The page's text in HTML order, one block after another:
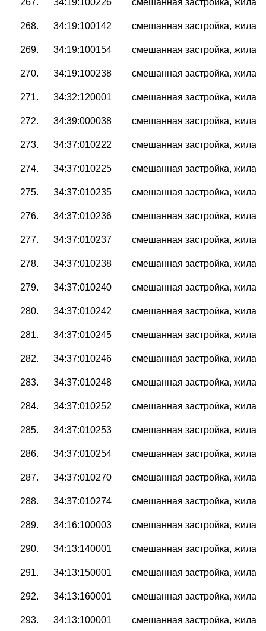
267. 34:19:100226 смешанная застройка, жилая
268. 34:19:100142 смешанная застройка, жилая
269. 34:19:100154 смешанная застройка, жилая
270. 34:19:100238 смешанная застройка, жилая
271. 34:32:120001 смешанная застройка, жилая
272. 34:39:000038 смешанная застройка, жилая
273. 34:37:010222 смешанная застройка, жилая
274. 34:37:010225 смешанная застройка, жилая
275. 34:37:010235 смешанная застройка, жилая
276. 34:37:010236 смешанная застройка, жилая
277. 34:37:010237 смешанная застройка, жилая
278. 34:37:010238 смешанная застройка, жилая
279. 34:37:010240 смешанная застройка, жилая
280. 34:37:010242 смешанная застройка, жилая
281. 34:37:010245 смешанная застройка, жилая
282. 34:37:010246 смешанная застройка, жилая
283. 34:37:010248 смешанная застройка, жилая
284. 34:37:010252 смешанная застройка, жилая
285. 34:37:010253 смешанная застройка, жилая
286. 34:37:010254 смешанная застройка, жилая
287. 34:37:010270 смешанная застройка, жилая
288. 34:37:010274 смешанная застройка, жилая
289. 34:16:100003 смешанная застройка, жилая
290. 34:13:140001 смешанная застройка, жилая
291. 34:13:150001 смешанная застройка, жилая
292. 34:13:160001 смешанная застройка, жилая
293. 34:13:100001 смешанная застройка, жилая